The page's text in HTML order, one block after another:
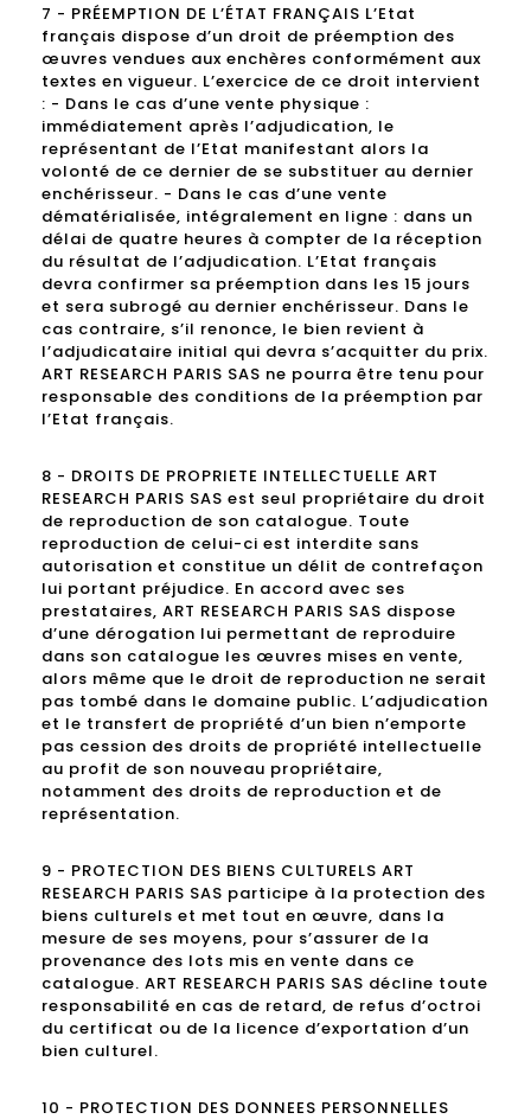
7 - PRÉEMPTION DE L’ÉTAT FRANÇAIS L’Etat
français dispose d’un droit de préemption des
œuvres vendues aux enchères conformément aux
textes en vigueur. L’exercice de ce droit intervient
: - Dans le cas d’une vente physique :
immédiatement après l’adjudication, le
représentant de l’Etat manifestant alors la
volonté de ce dernier de se substituer au dernier
enchérisseur. - Dans le cas d’une vente
dématérialisée, intégralement en ligne : dans un
délai de quatre heures à compter de la réception
du résultat de l’adjudication. L’Etat français
devra confirmer sa préemption dans les 15 jours
et sera subrogé au dernier enchérisseur. Dans le
cas contraire, s’il renonce, le bien revient à
l’adjudicataire initial qui devra s’acquitter du prix.
ART RESEARCH PARIS SAS ne pourra être tenu pour
responsable des conditions de la préemption par
l’Etat français.
8 - DROITS DE PROPRIETE INTELLECTUELLE ART
RESEARCH PARIS SAS est seul propriétaire du droit
de reproduction de son catalogue. Toute
reproduction de celui-ci est interdite sans
autorisation et constitue un délit de contrefaçon
lui portant préjudice. En accord avec ses
prestataires, ART RESEARCH PARIS SAS dispose
d’une dérogation lui permettant de reproduire
dans son catalogue les œuvres mises en vente,
alors même que le droit de reproduction ne serait
pas tombé dans le domaine public. L’adjudication
et le transfert de propriété d’un bien n’emporte
pas cession des droits de propriété intellectuelle
au profit de son nouveau propriétaire,
notamment des droits de reproduction et de
représentation.
9 - PROTECTION DES BIENS CULTURELS ART
RESEARCH PARIS SAS participe à la protection des
biens culturels et met tout en œuvre, dans la
mesure de ses moyens, pour s’assurer de la
provenance des lots mis en vente dans ce
catalogue. ART RESEARCH PARIS SAS décline toute
responsabilité en cas de retard, de refus d’octroi
du certificat ou de la licence d’exportation d’un
bien culturel.
10 - PROTECTION DES DONNEES PERSONNELLES